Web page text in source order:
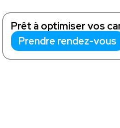
Prêt à optimiser vos
Prendre rendez-vous